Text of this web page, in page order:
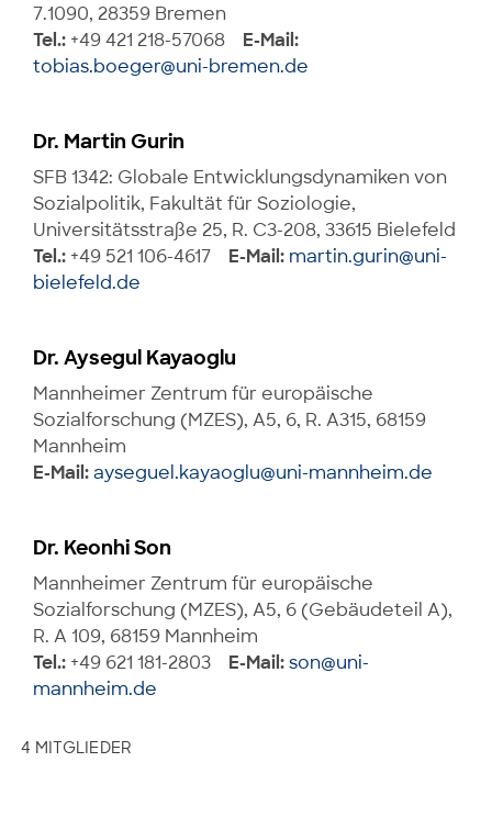
7.1090, 28359 Bremen
Tel.: +49 421 218-57068 E-Mail:
tobias.boeger@uni-bremen.de
Dr. Martin Gurin
SFB 1342: Globale Entwicklungsdynamiken von
Sozialpolitik, Fakultät für Soziologie,
Universitätsstraße 25, R. C3-208, 33615 Bielefeld
Tel.: +49 521 106-4617 E-Mail: martin.gurin@uni-
bielefeld.de
Dr. Aysegul Kayaoglu
Mannheimer Zentrum für europäische
Sozialforschung (MZES), A5, 6, R. A315, 68159
Mannheim
E-Mail:ayseguel.kayaoglu@uni-mannheim.de
Dr. Keonhi Son
Mannheimer Zentrum für europäische
Sozialforschung (MZES), A5, 6 (Gebäudeteil A),
R. A 109, 68159 Mannheim
Tel.: +49 621 181-2803 E-Mail:son@uni-
mannheim.de
4 MITGLIEDER